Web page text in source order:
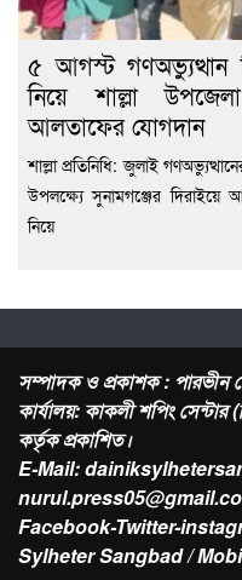
৫ আগস্ট গণঅভ্যুত্থান
নিয়ে শাল্লা
আলতাফের যোগদান
শাল্লা প্রতিনিধি: জুলাই
উপলক্ষ্যে সুনামগঞ্জের
নিয়ে
সম্পাদক ও প্রকাশক :
কার্যালয়: কাকলী শপিং
কর্তৃক প্রকাশিত।
E-Mail:
Facebook-Twitter-
Sylheter Sangbad /